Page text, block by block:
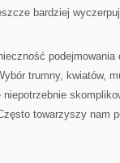
bardziej
trumny, kwiatów,
towarzyszy nam